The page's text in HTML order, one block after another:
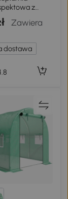
z
drzwiami i
stal Outsunny
Zawiera
dostawa